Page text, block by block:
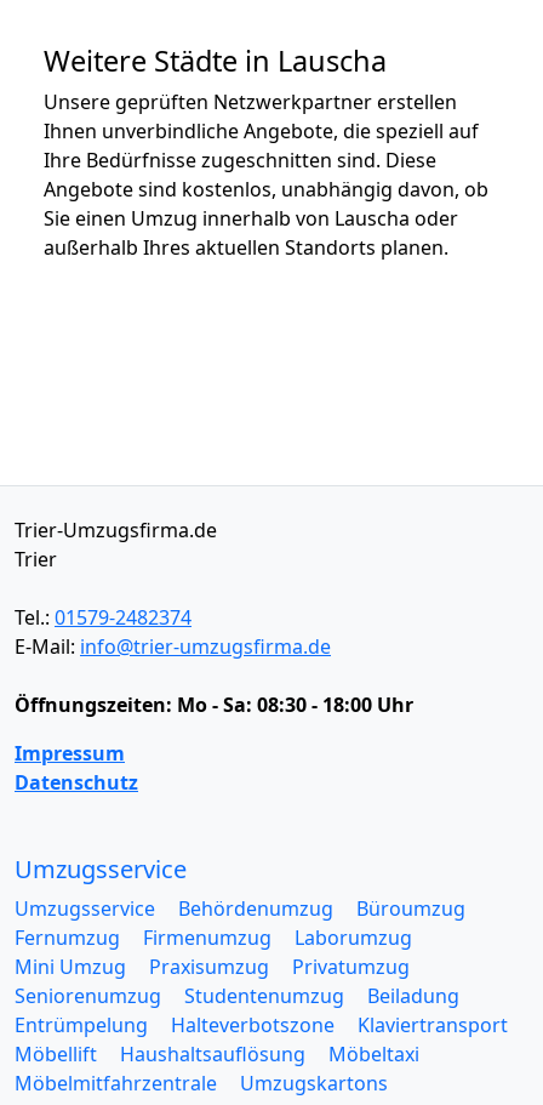
Weitere Städte in Lauscha
Unsere geprüften Netzwerkpartner erstellen
Ihnen unverbindliche Angebote, die speziell auf
Ihre Bedürfnisse zugeschnitten sind. Diese
Angebote sind kostenlos, unabhängig davon, ob
Sie einen Umzug innerhalb von Lauscha oder
außerhalb Ihres aktuellen Standorts planen.
Trier-Umzugsfirma.de
Trier
Tel.: 01579-2482374
E-Mail: info@trier-umzugsfirma.de
Öffnungszeiten: Mo - Sa: 08:30 - 18:00 Uhr
Impressum
Datenschutz
Umzugsservice
Umzugsservice Behördenumzug
Büroumzug
Fernumzug
Firmenumzug
Laborumzug
Mini Umzug
Praxisumzug
Privatumzug
Seniorenumzug
Studentenumzug
Beiladung
Entrümpelung
Halteverbotszone
Klaviertransport
Möbellift
Haushaltsauflösung
Möbeltaxi
Möbelmitfahrzentrale
Umzugskartons